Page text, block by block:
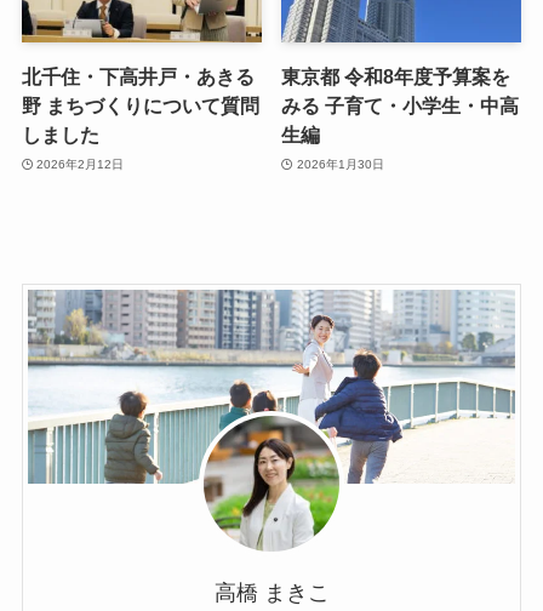
北千住・下高井戸・あきる
野 まちづくりについて質問
しました
2026年2月12日
東京都 令和8年度予算案を
みる 子育て・小学生・中高
生編
2026年1月30日
高橋 まきこ